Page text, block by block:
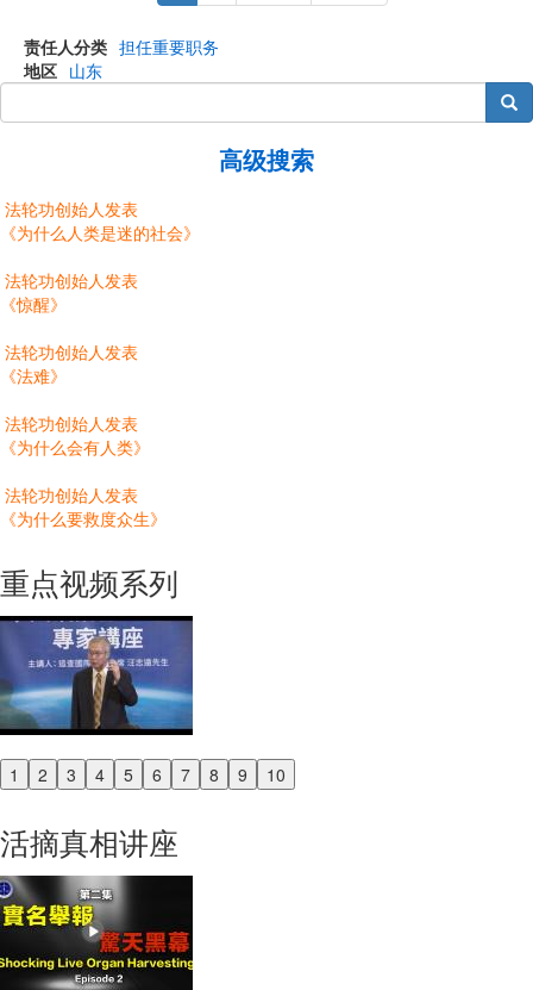
page page
page
责任人分类 担任重要职务
地区 山东
搜索
高级搜索
法轮功创始人发表
《为什么人类是迷的社会》
法轮功创始人发表
《惊醒》
法轮功创始人发表
《法难》
法轮功创始人发表
《为什么会有人类》
法轮功创始人发表
《为什么要救度众生》
重点视频系列
1 2 3 4 5 6 7 8 9 10
Previous
活摘真相讲座